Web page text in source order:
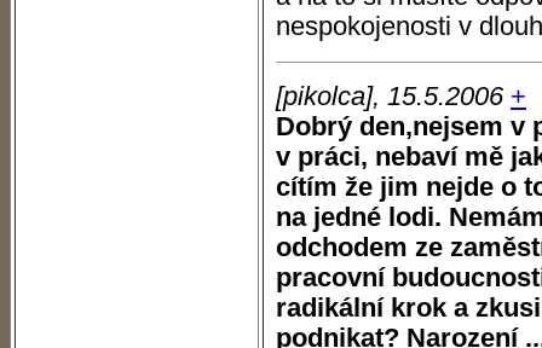
nespokojenosti v
[pikolca], 15.5.2006 +
Dobrý den,nejsem v
v práci, nebaví mě
cítím že jim nejde o
na jedné lodi.
odchodem ze
pracovní
radikální krok a
podnikat? Narození